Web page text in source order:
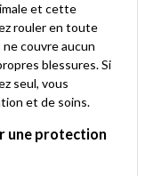
et cette
rouler en toute
couvre aucun
blessures. Si
seul, vous
et de soins.
une protection